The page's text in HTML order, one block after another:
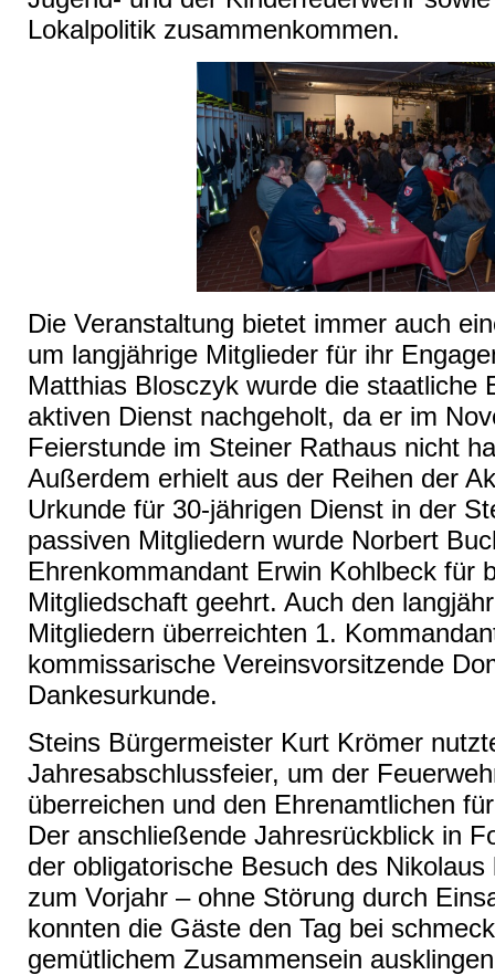
Lokalpolitik zusammenkommen.
Die Veranstaltung bietet immer auch
um langjährige Mitglieder für ihr
Matthias Blosczyk wurde die staatliche
aktiven Dienst nachgeholt, da er im
Feierstunde im Steiner Rathaus nicht
Außerdem erhielt aus der Reihen der
Urkunde für 30-jährigen Dienst in der
passiven Mitgliedern wurde Norbert
Ehrenkommandant Erwin Kohlbeck für
Mitgliedschaft geehrt. Auch den
Mitgliedern überreichten 1.
kommissarische Vereinsvorsitzende
Dankesurkunde.
Steins Bürgermeister Kurt Krömer
Jahresabschlussfeier, um der
überreichen und den Ehrenamtlichen
Der anschließende Jahresrückblick in
der obligatorische Besuch des
zum Vorjahr – ohne Störung durch
konnten die Gäste den Tag bei
gemütlichem Zusammensein